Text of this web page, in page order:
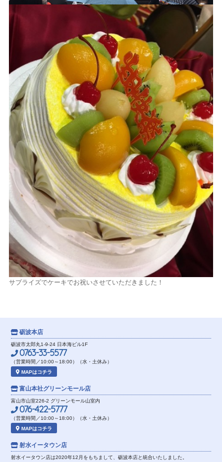
サプライズでケーキでお祝いさせていただきました！
砺波本店
砺波市太郎丸1-9-24 日本海ビル1F
0763-33-5577
（営業時間／10:00～18:00）（水・土休み）
MAPはコチラ
富山本社グリーンモール店
富山市山室226-2 グリーンモール山室内
076-422-5777
（営業時間／10:00～18:00）（水・土休み）
MAPはコチラ
射水イータウン店
射水イータウン店は2020年12月をもちまして、砺波本店と統合いたしました。